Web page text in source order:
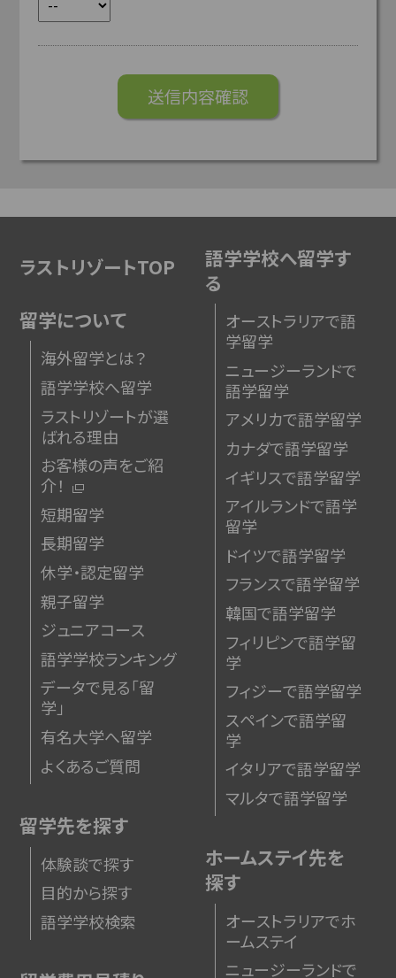
ラストリゾートTOP
留学について
海外留学とは？
語学学校へ留学
ラストリゾートが選
ばれる理由
お客様の声をご紹
介！
短期留学
長期留学
休学・認定留学
親子留学
ジュニアコース
語学学校ランキング
データで見る「留
学」
有名大学へ留学
よくあるご質問
留学先を探す
体験談で探す
目的から探す
語学学校検索
語学学校へ留学す
る
オーストラリアで語
学留学
ニュージーランドで
語学留学
アメリカで語学留学
カナダで語学留学
イギリスで語学留学
アイルランドで語学
留学
ドイツで語学留学
フランスで語学留学
韓国で語学留学
フィリピンで語学留
学
フィジーで語学留学
スペインで語学留
学
イタリアで語学留学
マルタで語学留学
ホームステイ先を
探す
オーストラリアでホ
ームステイ
ニュージーランドで